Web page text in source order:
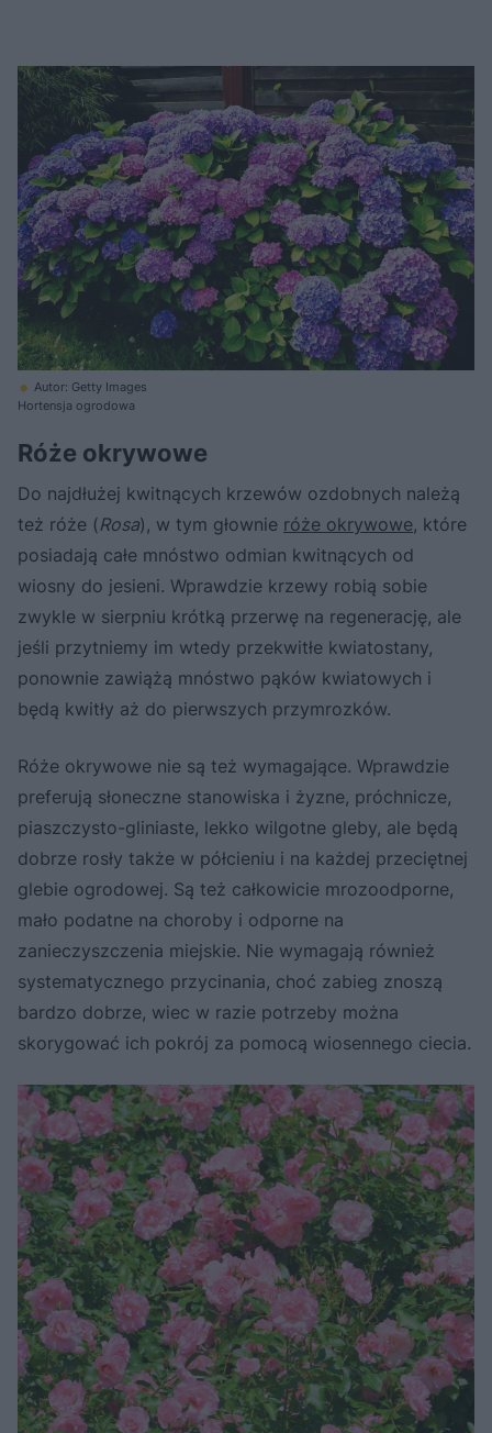
Autor: Getty Images
Hortensja ogrodowa
Róże okrywowe
Do najdłużej kwitnących krzewów ozdobnych należą
też róże (Rosa), w tym głownie róże okrywowe, które
posiadają całe mnóstwo odmian kwitnących od
wiosny do jesieni. Wprawdzie krzewy robią sobie
zwykle w sierpniu krótką przerwę na regenerację, ale
jeśli przytniemy im wtedy przekwitłe kwiatostany,
ponownie zawiążą mnóstwo pąków kwiatowych i
będą kwitły aż do pierwszych przymrozków.
Róże okrywowe nie są też wymagające. Wprawdzie
preferują słoneczne stanowiska i żyzne, próchnicze,
piaszczysto-gliniaste, lekko wilgotne gleby, ale będą
dobrze rosły także w półcieniu i na każdej przeciętnej
glebie ogrodowej. Są też całkowicie mrozoodporne,
mało podatne na choroby i odporne na
zanieczyszczenia miejskie. Nie wymagają również
systematycznego przycinania, choć zabieg znoszą
bardzo dobrze, wiec w razie potrzeby można
skorygować ich pokrój za pomocą wiosennego ciecia.